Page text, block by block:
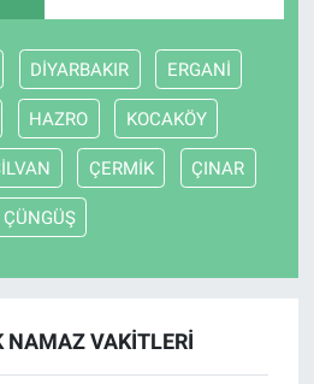
DİYARBAKIR ERGANİ
HAZRO KOCAKÖY
ÇERMİK ÇINAR
ÇÜNGÜŞ
NAMAZ VAKITLERI